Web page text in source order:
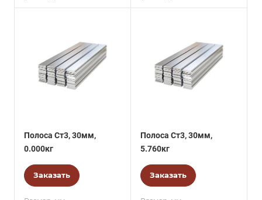
Полоса Ст3, 30мм,
0.000кг
Заказать
Полоса Ст3, 30мм,
5.760кг
Заказать